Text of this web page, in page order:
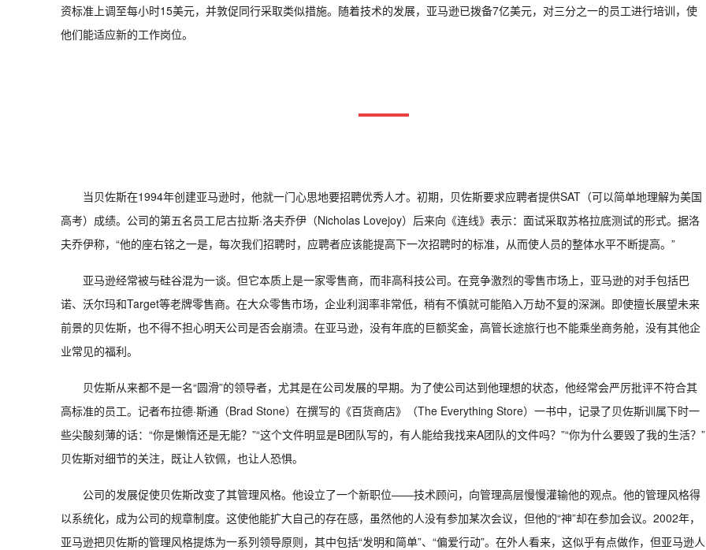
资标准上调至每小时15美元，并敦促同行采取类似措施。随着技术的发展，亚马逊已拨备7亿美元，对三分之一的员工进行培训，使
他们能适应新的工作岗位。
当贝佐斯在1994年创建亚马逊时，他就一门心思地要招聘优秀人才。初期，贝佐斯要求应聘者提供SAT（可以简单地理解为美国
高考）成绩。公司的第五名员工尼古拉斯·洛夫乔伊（Nicholas Lovejoy）后来向《连线》表示：面试采取苏格拉底测试的形式。据洛
夫乔伊称，“他的座右铭之一是，每次我们招聘时，应聘者应该能提高下一次招聘时的标准，从而使人员的整体水平不断提高。”
亚马逊经常被与硅谷混为一谈。但它本质上是一家零售商，而非高科技公司。在竞争激烈的零售市场上，亚马逊的对手包括巴
诺、沃尔玛和Target等老牌零售商。在大众零售市场，企业利润率非常低，稍有不慎就可能陷入万劫不复的深渊。即使擅长展望未来
前景的贝佐斯，也不得不担心明天公司是否会崩溃。在亚马逊，没有年底的巨额奖金，高管长途旅行也不能乘坐商务舱，没有其他企
业常见的福利。
贝佐斯从来都不是一名“圆滑”的领导者，尤其是在公司发展的早期。为了使公司达到他理想的状态，他经常会严厉批评不符合其
高标准的员工。记者布拉德·斯通（Brad Stone）在撰写的《百货商店》（The Everything Store）一书中，记录了贝佐斯训属下时一
些尖酸刻薄的话：“你是懒惰还是无能？”“这个文件明显是B团队写的，有人能给我找来A团队的文件吗？”“你为什么要毁了我的生活？”
贝佐斯对细节的关注，既让人钦佩，也让人恐惧。
公司的发展促使贝佐斯改变了其管理风格。他设立了一个新职位——技术顾问，向管理高层慢慢灌输他的观点。他的管理风格得
以系统化，成为公司的规章制度。这使他能扩大自己的存在感，虽然他的人没有参加某次会议，但他的“神”却在参加会议。2002年，
亚马逊把贝佐斯的管理风格提炼为一系列领导原则，其中包括“发明和简单”、“偏爱行动”。在外人看来，这似乎有点做作，但亚马逊人